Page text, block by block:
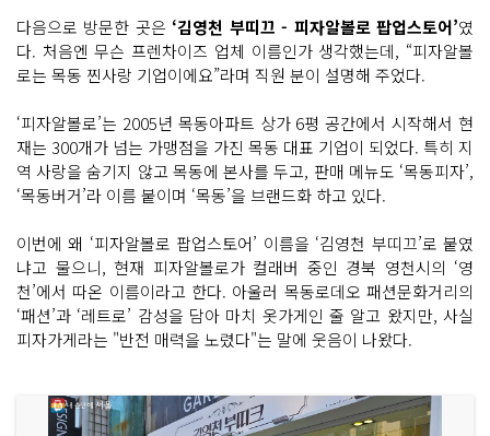
다음으로 방문한 곳은 ‘김영천 부띠끄 - 피자알볼로 팝업스토어’였
다. 처음엔 무슨 프렌차이즈 업체 이름인가 생각했는데, “피자알볼
로는 목동 찐사랑 기업이에요”라며 직원 분이 설명해 주었다.
‘피자알볼로’는 2005년 목동아파트 상가 6평 공간에서 시작해서 현
재는 300개가 넘는 가맹점을 가진 목동 대표 기업이 되었다. 특히 지
역 사랑을 숨기지 않고 목동에 본사를 두고, 판매 메뉴도 ‘목동피자’,
‘목동버거’라 이름 붙이며 ‘목동’을 브랜드화 하고 있다.
이번에 왜 ‘피자알볼로 팝업스토어’ 이름을 ‘김영천 부띠끄’로 붙였
냐고 물으니, 현재 피자알볼로가 컬래버 중인 경북 영천시의 ‘영
천’에서 따온 이름이라고 한다. 아울러 목동로데오 패션문화거리의
‘패션’과 ‘레트로’ 감성을 담아 마치 옷가게인 줄 알고 왔지만, 사실
피자가게라는 "반전 매력을 노렸다"는 말에 웃음이 나왔다.